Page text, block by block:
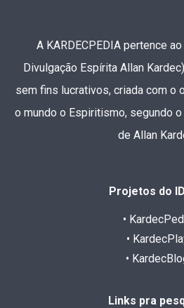
A KARDECPEDIA pertence
Divulgação Espírita Allan
sem fins lucrativos, criada com o
o mundo o Espiritismo, segundo
de Allan
Projetos do
•
•
•
Links pra